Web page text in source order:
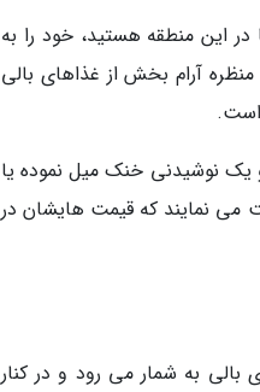
در این منطقه هستید، خود را به
آرام بخش از غذاهای بالی
و یک نوشیدنی خنک میل نموده یا
می نمایند که قیمت هایشان در
به شمار می رود و در کنار